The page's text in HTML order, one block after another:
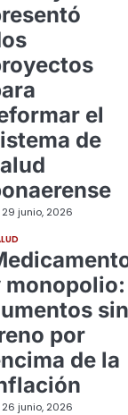
el
de
29 junio, 2026
monopolio:
sin
por
de la
26 junio, 2026